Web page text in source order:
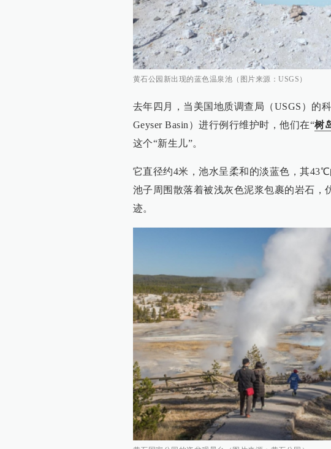
黄石公园新出现的蓝色温泉池（图片来源：USGS）
去年四月，当美国地质调查局（USGS）的
Geyser Basin）进行例行维护时，他们在“树
这个“新生儿”。
它直径约4米，池水呈柔和的淡蓝色，其
池子周围散落着被浅灰色泥浆包裹的岩石，
迹。